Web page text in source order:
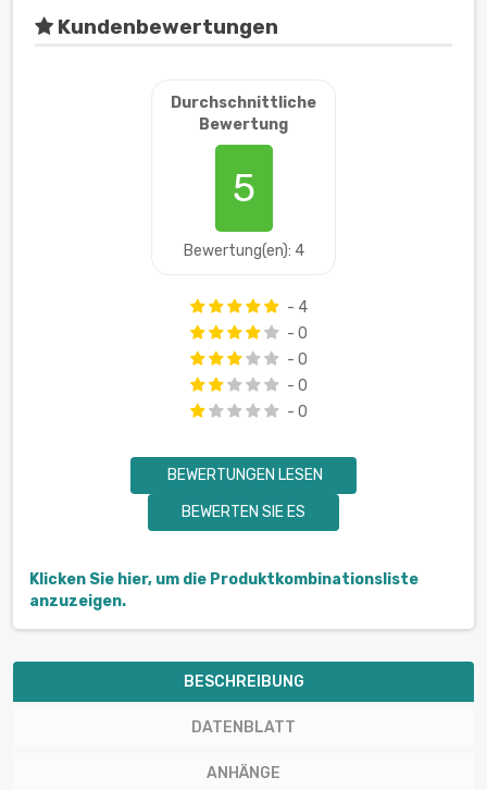
Kundenbewertungen
Durchschnittliche
Bewertung
5
Bewertung(en): 4
- 4
- 0
- 0
- 0
- 0
BEWERTUNGEN LESEN
BEWERTEN SIE ES
Klicken Sie hier, um die Produktkombinationsliste
anzuzeigen.
BESCHREIBUNG
DATENBLATT
ANHÄNGE